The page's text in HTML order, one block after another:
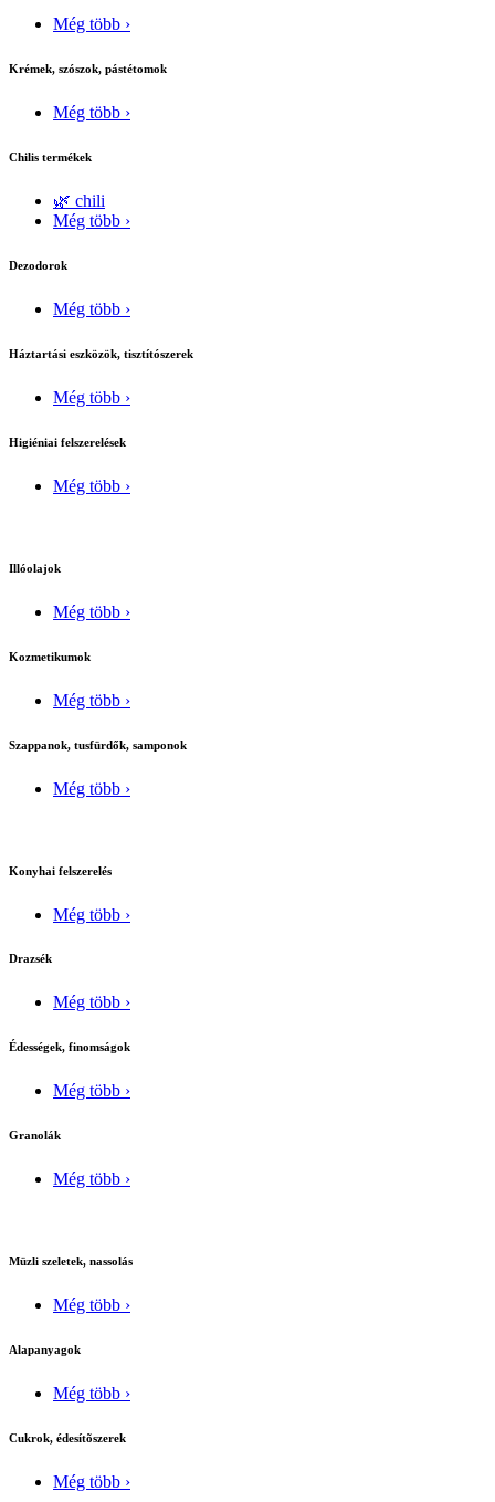
Még több ›
Krémek, szószok, pástétomok
Még több ›
Chilis termékek
🌿 chili
Még több ›
Dezodorok
Még több ›
Háztartási eszközök, tisztítószerek
Még több ›
Higiéniai felszerelések
Még több ›
Illóolajok
Még több ›
Kozmetikumok
Még több ›
Szappanok, tusfürdők, samponok
Még több ›
Konyhai felszerelés
Még több ›
Drazsék
Még több ›
Édességek, finomságok
Még több ›
Granolák
Még több ›
Müzli szeletek, nassolás
Még több ›
Alapanyagok
Még több ›
Cukrok, édesítõszerek
Még több ›